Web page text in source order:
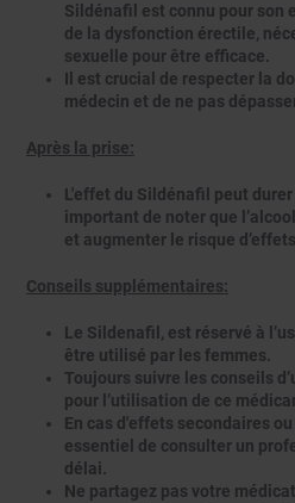
Sildénafil est connu pour son
de la dysfonction érectile,
sexuelle pour être efficace.
Il est crucial de respecter la
médecin et de ne pas
Après la prise:
L'effet du Sildénafil peut durer
important de noter que
et augmenter le risque
Conseils supplémentaires:
Le Sildenafil, est réservé à
être utilisé par les femmes.
Toujours suivre les conseils
pour l’utilisation de ce
En cas d'effets secondaires
essentiel de consulter un
délai.
Ne partagez pas votre